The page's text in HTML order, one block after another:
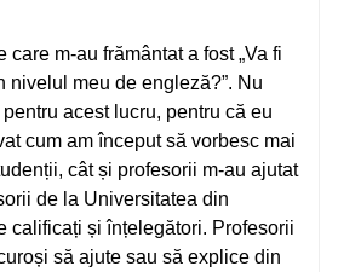
care m-au frământat a fost „Va fi
nivelul meu de engleză?”. Nu
acest lucru, pentru că eu
cum am început să vorbesc mai
cât și profesorii m-au ajutat
de la Universitatea din
calificați și înțelegători. Profesorii
să ajute sau să explice din